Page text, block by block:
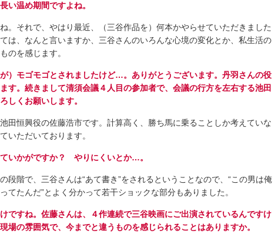
温め期間ですよね。
。それで、やはり最近、（三谷作品を）何本かやらせていただきました
は、なんと言いますか、三谷さんのいろんな心境の変化とか、私生活の
のを感じます。
）モゴモゴとされましたけど…。ありがとうございます。丹羽さんの役
す。続きまして清須会議４人目の参加者で、会議の行方を左右する池田
しくお願いします。
田恒興役の佐藤浩市です。計算高く、勝ち馬に乗ることしか考えていな
いただいております。
いかがですか？ やりにくいとか…。
段階で、三谷さんは“あて書き”をされるということなので、“この男は俺
てたんだ”とよく分かって若干ショックな部分もありました。
すね。佐藤さんは、４作連続で三谷映画にご出演されているんですけ
場の雰囲気で、今までと違うものを感じられることはありますか。